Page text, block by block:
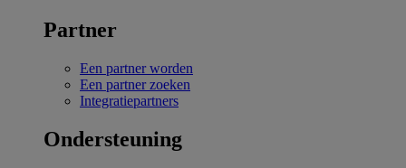
Partner
Een partner worden
Een partner zoeken
Integratiepartners
Ondersteuning